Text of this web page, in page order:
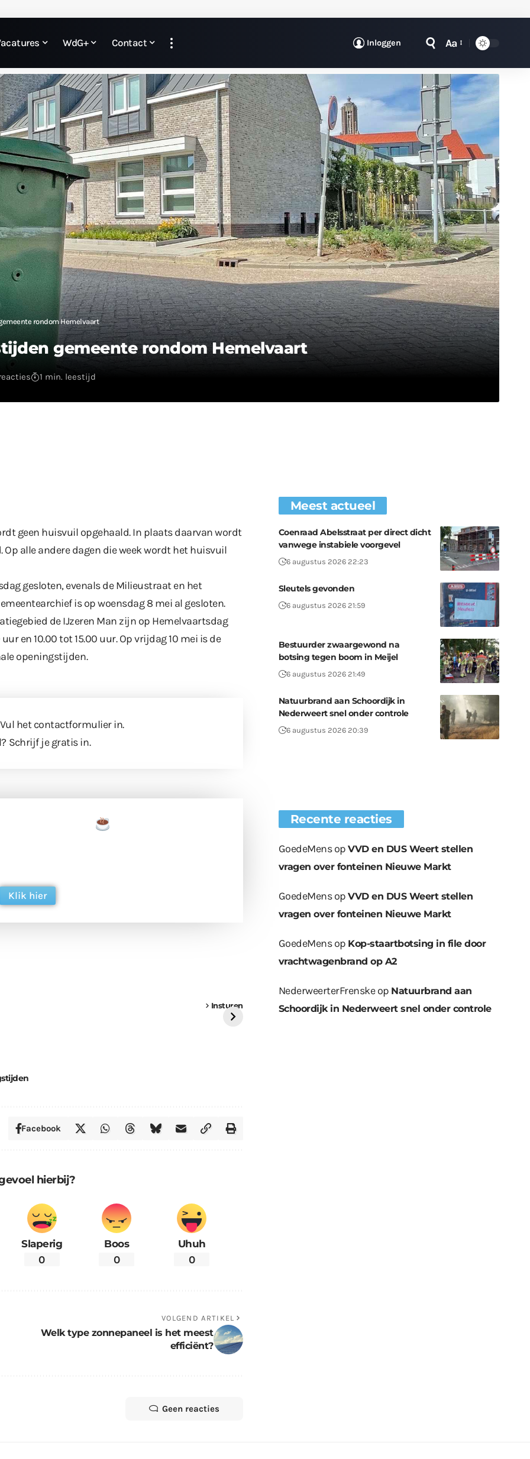
WdG+ Contact Inloggen Aa
rondom Hemelvaart
gemeente rondom Hemelvaart
1 min. leestijd
geen huisvuil opgehaald. In plaats daarvan wordt
Op alle andere dagen die week wordt het huisvuil
gesloten, evenals de Milieustraat en het
is op woensdag 8 mei al gesloten.
de IJzeren Man zijn op Hemelvaartsdag
en 10.00 tot 15.00 uur. Op vrijdag 10 mei is de
openingstijden.
het contactformulierin.
Schrijf je gratis in.
Klik hier
Insturen
Nieuwe bomen
geplaatst op
Wat er in kan, kan er
ook uit
Bende bij
containerpark
Facebook
hierbij?
Slaperig
0
Boos
0
Uhuh
0
VOLGEND ARTIKEL
Welk type zonnepaneel is het meest
efficiënt?
Geen reacties
Meest actueel
Coenraad Abelsstraat per direct dicht
vanwege instabiele voorgevel
6 augustus 2026 22:23
Sleutels gevonden
6 augustus 2026 21:59
Bestuurder zwaargewond na
botsing tegen boom in Meijel
6 augustus 2026 21:49
Natuurbrand aan Schoordijk in
Nederweert snel onder controle
6 augustus 2026 20:39
Recente reacties
GoedeMensopVVD en DUS Weert stellen
vragen over fonteinen Nieuwe Markt
GoedeMensopVVD en DUS Weert stellen
vragen over fonteinen Nieuwe Markt
GoedeMensop Kop-staartbotsing in file door
vrachtwagenbrand op A2
NederweerterFrenskeop Natuurbrand aan
Schoordijk in Nederweert snel onder controle